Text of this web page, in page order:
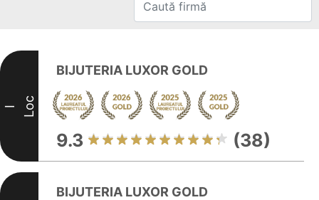
I Loc
BIJUTERIA LUXOR GOLD
9.3 (38)
BIJUTERIA LUXOR GOLD